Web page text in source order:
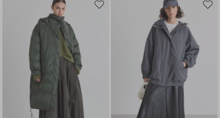
Auf
Auf